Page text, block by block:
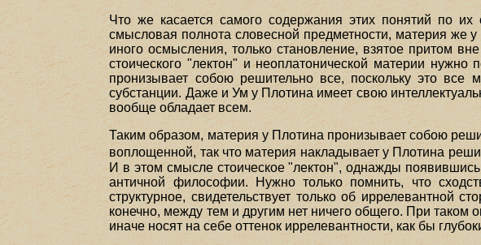
Что же касается самого содержания этих понятий по их
смысловая полнота словесной предметности, материя же у
иного осмысления, только становление, взятое притом
стоического "лектон" и неоплатонической материи
пронизывает собою решительно все, поскольку это
субстанции. Даже и Ум у Плотина имеет свою
вообще обладает всем.
Таким образом, материя у Плотина пронизывает собою
воплощенной, так что материя накладывает у Плотина
И в этом смысле стоическое "лектон", однажды
античной философии. Нужно только помнить, что
структурное, свидетельствует только об иррелевантной
конечно, между тем и другим нет ничего общего. При таком
иначе носят на себе оттенок иррелевантности, как бы